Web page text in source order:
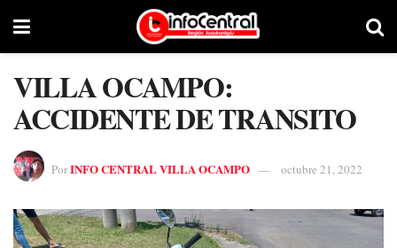
VILLA OCAMPO:
ACCIDENTE DE TRANSITO
PorINFO CENTRAL VILLA OCAMPO octubre 21, 2022